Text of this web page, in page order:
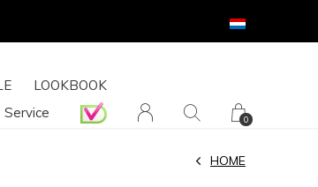
LOOKBOOK
Service
0
HOME